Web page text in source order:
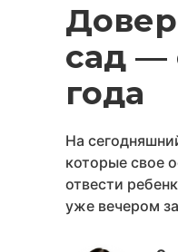
сад —
года
На
которые свое
отвести
уже вечером